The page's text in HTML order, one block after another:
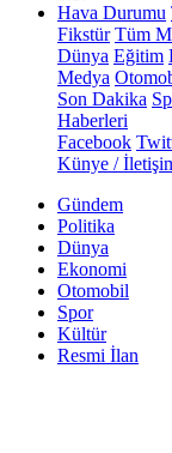
Hava Durumu
Fikstür Tüm
Dünya Eğitim
Medya
Son Dakika
Haberleri
Facebook
Künye /
Gündem
Politika
Dünya
Ekonomi
Otomobil
Spor
Kültür
Resmi İlan